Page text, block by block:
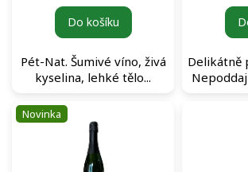
Do košíku
Pét-Nat. Šumivé víno, živá
kyselina, lehké tělo...
Delikátně
Novinka